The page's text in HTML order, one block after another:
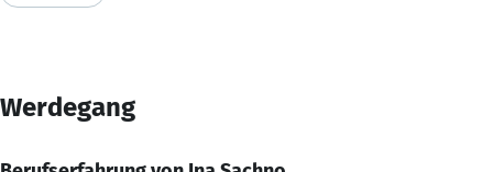
Werdegang